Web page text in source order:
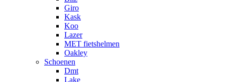
Giro
Kask
Koo
Lazer
MET fietshelmen
Oakley
Schoenen
Dmt
Lake